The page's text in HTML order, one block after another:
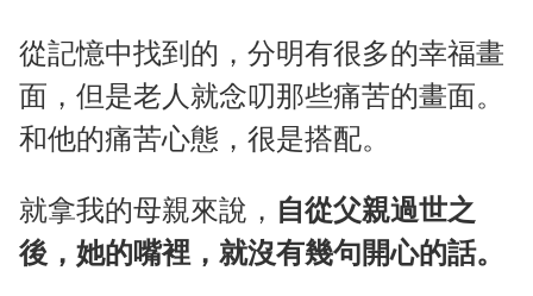
從記憶中找到的，分明有很多的幸福畫
面，但是老人就念叨那些痛苦的畫面。
和他的痛苦心態，很是搭配。
就拿我的母親來說， 自從父親過世之
後，她的嘴裡，就沒有幾句開心的話。